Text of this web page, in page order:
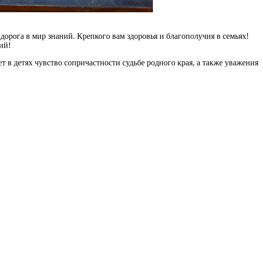
в мир знаний. Крепкого вам здоровья и благополучия в семьях!
детях чувство сопричастности судьбе родного края, а также уважения